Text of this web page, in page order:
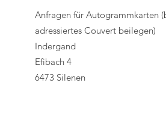
Anfragen für Autogrammkarten
adressiertes Couvert beilegen)
Indergand
Efibach 4
6473 Silenen